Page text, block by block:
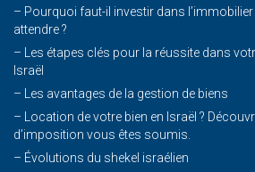
– Pourquoi faut-il investir dans
attendre ?
– Les étapes clés pour la réussite dans
Israël
– Les avantages de la gestion de biens
– Location de votre bien en Israël ?
d’imposition vous êtes soumis.
– Évolutions du shekel israélien